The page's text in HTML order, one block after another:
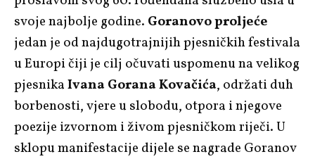
svoje najbolje godine. Goranovo proljeće
jedan je od najdugotrajnijih pjesničkih festivala
u Europi čiji je cilj očuvati uspomenu na velikog
pjesnikaIvana Gorana Kovačića, održati duh
borbenosti, vjere u slobodu, otpora i njegove
poezije izvornom i živom pjesničkom riječi. U
sklopu manifestacije dijele se nagrade Goranov